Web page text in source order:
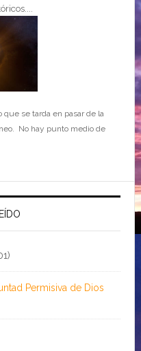
se tarda en pasar de la
No hay punto medio de
Permisiva de Dios